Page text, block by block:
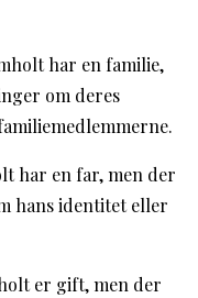
har en familie,
om deres
har en far, men der
hans identitet eller
er gift, men der